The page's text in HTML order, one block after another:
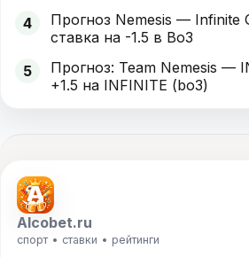
4
Прогноз Nemesis — Infinite
ставка на -1.5 в Bo3
5
Прогноз: Team Nemesis —
+1.5 на INFINITE (bo3)
Alcobet.ru
спорт • ставки • рейтинги